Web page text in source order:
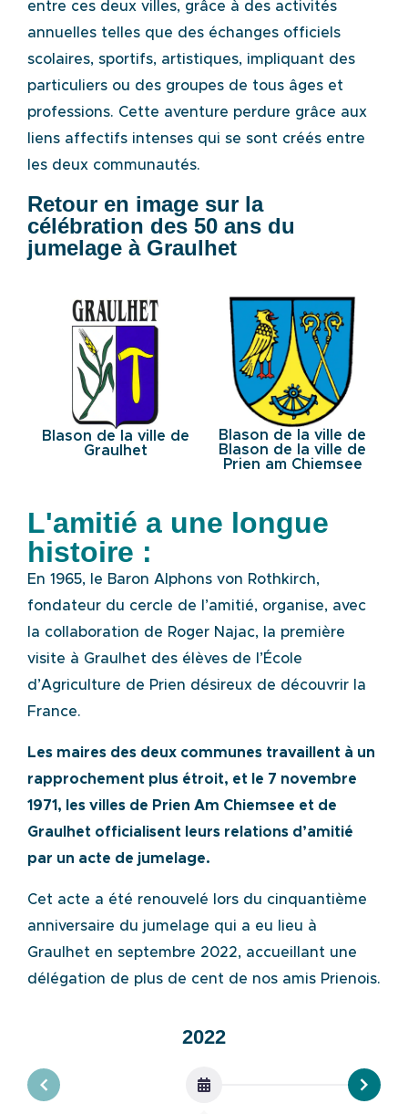
entre ces deux villes, grâce à des activités
annuelles telles que des échanges officiels
scolaires, sportifs, artistiques, impliquant des
particuliers ou des groupes de tous âges et
professions. Cette aventure perdure grâce aux
liens affectifs intenses qui se sont créés entre
les deux communautés.
Retour en image sur la
célébration des 50 ans du
jumelage à Graulhet
Blason de la ville de
Graulhet
Blason de la ville de
Blason de la ville de
Prien am Chiemsee
L'amitié a une longue
histoire :
En 1965, le Baron Alphons von Rothkirch,
fondateur du cercle de l’amitié, organise, avec
la collaboration de Roger Najac, la première
visite à Graulhet des élèves de l’École
d’Agriculture de Prien désireux de découvrir la
France.
Les maires des deux communes travaillent à un
rapprochement plus étroit, et le 7 novembre
1971, les villes de Prien Am Chiemsee et de
Graulhet officialisent leurs relations d’amitié
par un acte de jumelage.
Cet acte a été renouvelé lors du cinquantième
anniversaire du jumelage qui a eu lieu à
Graulhet en septembre 2022, accueillant une
délégation de plus de cent de nos amis Prienois.
2022